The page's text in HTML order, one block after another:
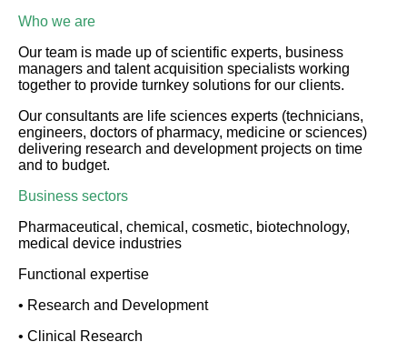
Who we are
Our team is made up of scientific experts, business
managers and talent acquisition specialists working
together to provide turnkey solutions for our clients.
Our consultants are life sciences experts (technicians,
engineers, doctors of pharmacy, medicine or sciences)
delivering research and development projects on time
and to budget.
Business sectors
Pharmaceutical, chemical, cosmetic, biotechnology,
medical device industries
Functional expertise
• Research and Development
• Clinical Research